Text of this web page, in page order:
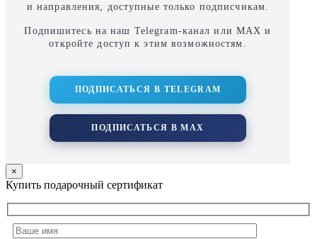
и направления, доступные только подписчикам.
Подпишитесь на наш Telegram‑канал или MAX и
откройте доступ к этим возможностям.
ПОДПИСАТЬСЯ В TELEGRAM
ПОДПИСАТЬСЯ В MAX
×
Купить подарочный сертификат